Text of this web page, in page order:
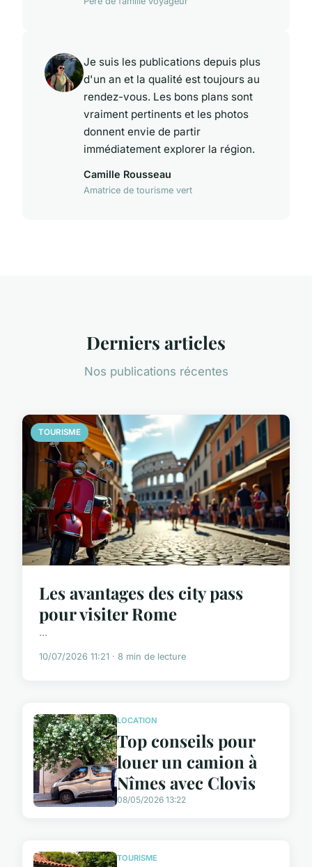
Je suis les publications depuis plus
d'un an et la qualité est toujours au
rendez-vous. Les bons plans sont
vraiment pertinents et les photos
donnent envie de partir
immédiatement explorer la région.
Camille Rousseau
Amatrice de tourisme vert
Derniers articles
Nos publications récentes
TOURISME
Les avantages des city pass
pour visiter Rome
...
10/07/2026 11:21 · 8 min de lecture
LOCATION
Top conseils pour
louer un camion à
Nîmes avec Clovis
08/05/2026 13:22
TOURISME